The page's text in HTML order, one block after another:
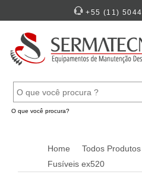
+55 (11)
O que você procura?
Home Todos Produtos
Fusíveis ex520